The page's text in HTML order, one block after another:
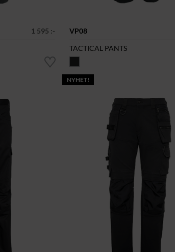
1 595 :-
VP08
TACTICAL PANTS
NYHET!